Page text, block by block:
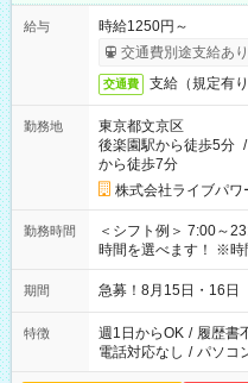
給与
時給1250円～
交通費別途支給あり
交通費 支給（規定有り
勤務地
東京都文京区
後楽園駅から徒歩5分 /
から徒歩7分
株式会社ライブパワ
勤務時間
＜シフト例＞ 7:00～23:00 13:30～
時間を選べます！ ※時
期間 急募！8月15日・16日
特徴 週1日からOK / 履歴書
電話対応なし / パソコ